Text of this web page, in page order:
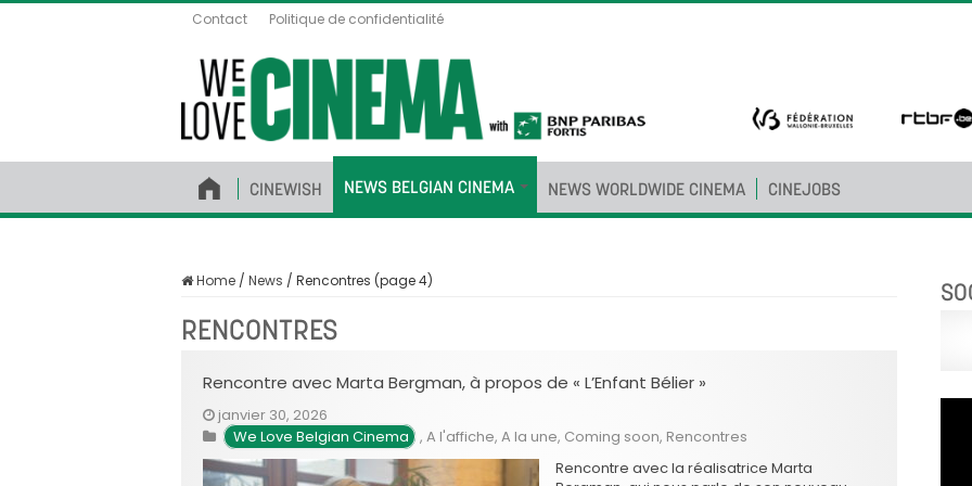
Contact Politique de confidentialité
CINEWISH NEWS BELGIAN CINEMA NEWS WORLDWIDE CINEMA CINEJOBS
Home / News / Rencontres (page 4)
RENCONTRES
Rencontre avec Marta Bergman, à propos de « L’Enfant Bélier »
janvier 30, 2026
We Love Belgian Cinema , A l'affiche, A la une, Coming soon, Rencontres
Rencontre avec la réalisatrice Marta